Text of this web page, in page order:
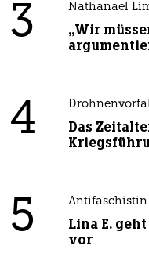
3 Nathanael
„Wir
4
Das
5
Lina E.
vor